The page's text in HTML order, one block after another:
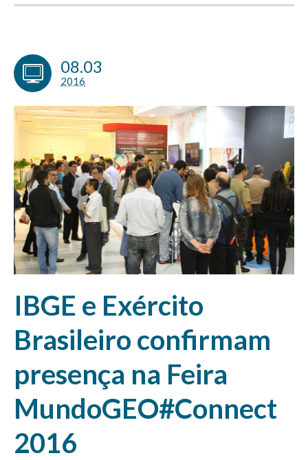
08.03
2016
IBGE e Exército
Brasileiro confirmam
presença na Feira
MundoGEO#Connect
2016